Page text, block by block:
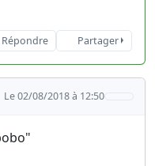
Répondre Partager
Le 02/08/2018 à 12:50